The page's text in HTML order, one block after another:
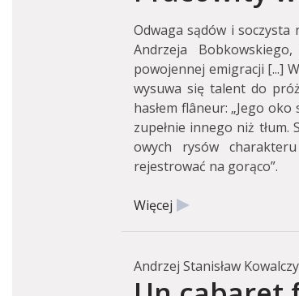
Odwaga sądów i soczysta
Andrzeja
powojennej emigracji [...]
wysuwa się talent do
hasłem flâneur: „Jego
zupełnie innego niż tłum.
owych rysów
rejestrować na gorąco”.
Więcej
Andrzej Stanisław